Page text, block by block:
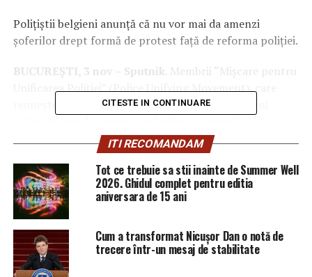
Polițiștii belgieni anunță că nu vor mai da amenzi
șoferilor drept formă de protest față de reforma poliției.
BUCUREȘTI, 3 nov – Sputnik . Membrii “Mișcare pentru
Unificarea Poliției” (Police Unifying Movement), care
reunește aproximativ 22 de mii de polițiști belgieni
noiembrie pentru încălcarea regulilor de circulație,
preferând să poarte discuții profilactice despre
importanța respectarea legii.
Potrivit paginii oficiale pe Facebook, acțiunea de protest
No Money (Fără bani) își propune să atragă atenția
autorităților asupra cererilor polițiștilor. Aceștia sunt
nemulțumiți, în special, de reforma din anul 2001, prin
care poliția a fost divizată în cea federală și locală.
CITESTE IN CONTINUARE
ITI RECOMANDAM
Tot ce trebuie sa stii inainte de Summer Well
2026. Ghidul complet pentru editia
aniversara de 15 ani
Cum a transformat Nicușor Dan o notă de
trecere într-un mesaj de stabilitate